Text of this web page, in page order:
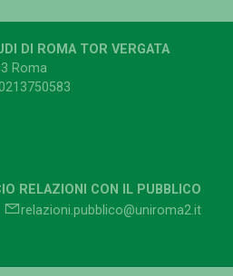
DI ROMA TOR VERGATA
Roma
RELAZIONI CON IL PUBBLICO
relazioni.pubblico@uniroma2.it